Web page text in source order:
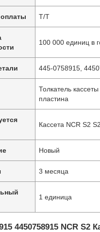
Т/Т
100 000 единиц в
445-0758915,
Толкатель
пластина
Кассета NCR S2 S2
Новый
3 месяца
1 единица
4450758915 NCR S2